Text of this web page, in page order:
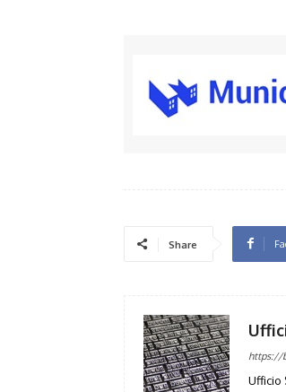
Share
https://
Ufficio